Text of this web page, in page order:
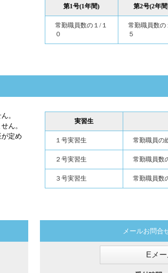
第1号(1年間) 第2号(2年
常勤職員数の１/１
０
常勤職員数の
５
。
ん。
定め
実習生
１号実習生 常勤職員の
２号実習生 常勤職員数
３号実習生 常勤職員数
メールお問合
Eメ